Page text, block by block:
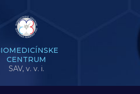
CENTRUM
SAV, v. v. i.